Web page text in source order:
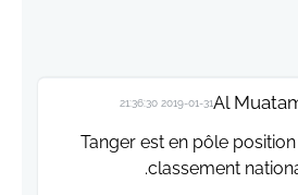
Al
2019-01-31 21:36:30
Tanger est en pôle
classement